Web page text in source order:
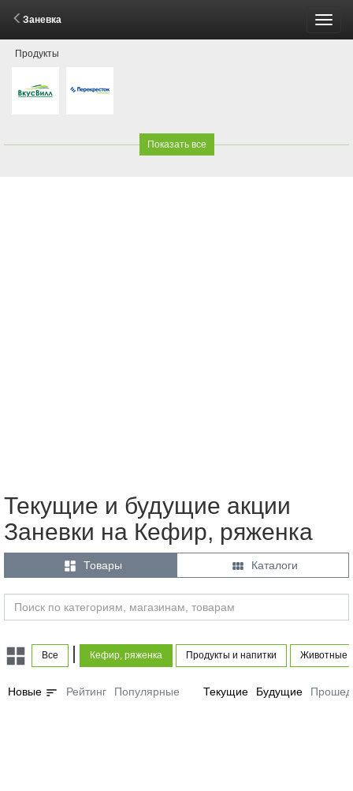
Заневка
Продукты
Показать все
Текущие и будущие акции
Заневки на Кефир, ряженка
 Товары  Каталоги
Все Кефир, ряженка Продукты и напитки Животные
Новые sort Рейтинг Популярные Текущие Будущие